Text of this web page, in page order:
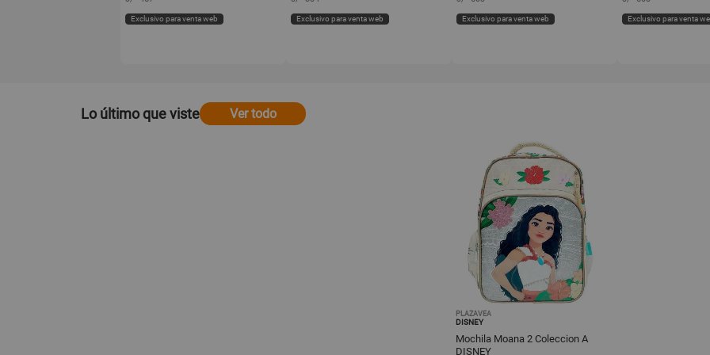
Exclusivo para venta web Exclusivo para venta web Exclusivo para venta web Exclusivo para venta
Lo último que viste Ver todo
PLAZAVEA
DISNEY
Mochila Moana 2 Coleccion A
DISNEY